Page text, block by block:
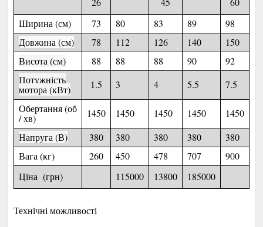
Ширина (см)
73 80 83 89
98
Довжина (см)
78 112 126 140
150
Висота (см)
88 88 88 90
92
Потужність
мотора (кВт)
1.5 3 4 5.5
7.5
Обертання (об
/ хв)
1450 1450 1450 1450
1450
Напруга (В)
380 380 380 380
380
Вага (кг)
260 450 478 707
900
Ціна (грн)
115000 13800 185000
Технічні можливості